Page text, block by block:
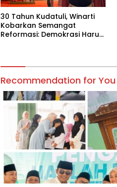
30 Tahun Kudatuli, Winarti
Kobarkan Semangat
Reformasi: Demokrasi Harus
Recommendation for You